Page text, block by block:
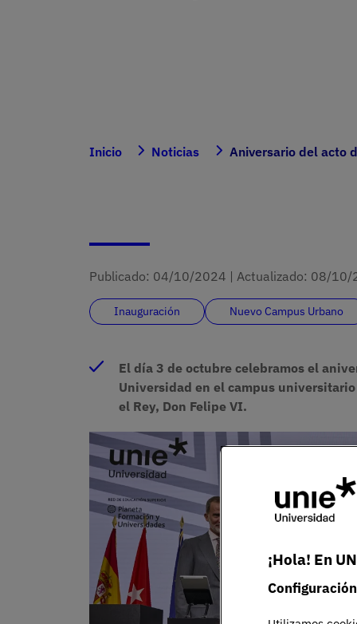
Inicio Noticias Aniversario del acto
Publicado: 04/10/2024 | Actualizado: 08/10/
Inauguración Nuevo Campus Urbano
El día 3 de octubre celebramos el
Universidad en el campus
el Rey, Don Felipe VI.
¡Hola! En